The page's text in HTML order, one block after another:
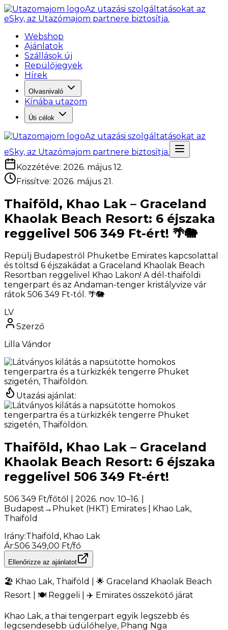
Az utazási szolgáltatásokat az
eSky, az Utazómajom partnere biztosítja.
Webshop
Ajánlatok
Szállások új
Repülőjegyek
Hírek
Olvasnivaló
Kínába utazom
Úti célok
Az utazási szolgáltatásokat az
eSky, az Utazómajom partnere biztosítja.
Közzétéve: 2026. május 12.
Frissítve: 2026. május 21.
Thaiföld, Khao Lak – Graceland
Khaolak Beach Resort: 6 éjszaka
reggelivel 506 349 Ft-ért! 🌴🐘
Repülj Budapestről Phuketbe Emirates kapcsolattal
és töltsd 6 éjszakádat a Graceland Khaolak Beach
Resortban reggelivel Khao Lakon! A dél-thaiföldi
tengerpart és az Andaman-tenger kristályvize vár
rátok 506 349 Ft-tól. 🌴🐘
LV
Szerző
Lilla Vándor
Utazási ajánlat:
Thaiföld, Khao Lak – Graceland
Khaolak Beach Resort: 6 éjszaka
reggelivel 506 349 Ft-ért!
506 349 Ft/főtől | 2026. nov. 10–16. |
Budapest→Phuket (HKT) Emirates | Khao Lak,
Thaiföld
Irány:Thaiföld, Khao Lak
Ár:506 349,00 Ft/fő
Ellenőrizze az ajánlatot
🏖️ Khao Lak, Thaiföld | 🌟 Graceland Khaolak Beach
Resort | 🍽️ Reggeli | ✈️ Emirates összekötő járat
Khao Lak, a thai tengerpart egyik legszebb és
legcsendesebb üdülőhelye, Phang Nga